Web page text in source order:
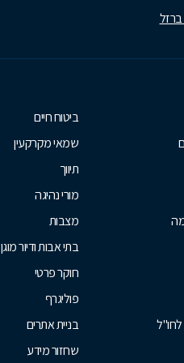
לחו"ל
ביטוח חיים
שמאי מקרקעין
תיווך
מורי נהיגה
מצבות
בתי אבות ודיור מוגן
חוקר פרטי
פוליגרף
בניית אתרים
שחזור מידע